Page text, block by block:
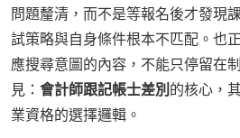
問題釐清，而不是等報名後才發現
試策略與自身條件根本不匹配。也
應搜尋意圖的內容，不能只停留在
見： 會計師跟記帳士差別 的核心，
業資格的選擇邏輯。